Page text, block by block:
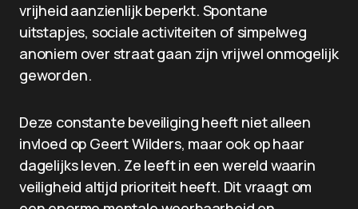
vrijheid aanzienlijk beperkt. Spontane
uitstapjes, sociale activiteiten of simpelweg
anoniem over straat gaan zijn vrijwel onmogelijk
geworden.
Deze constante beveiliging heeft niet alleen
invloed op Geert Wilders, maar ook op haar
dagelijks leven. Ze leeft in een wereld waarin
veiligheid altijd prioriteit heeft. Dit vraagt om